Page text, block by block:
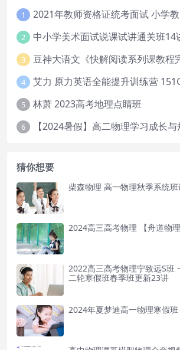
1
2
3 豆神大语文《快解阅读系列课教程
4 艾力 原力英语全能提升训练营
5 林萧 2023高考地理点睛班
6 【2024暑假】高二物理学习成长
猜你想要
柴森物理 高一物理秋季系统班
2024高三高考物理 【舟道物
2022高三高考物理宁致远S班
二轮寒假班春季班更新23讲
2024年夏梦迪高一物理寒假班